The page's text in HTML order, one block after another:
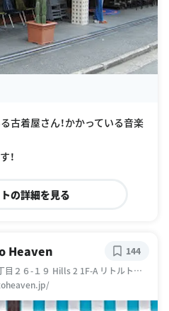
古着屋さん！かかっている音楽
！
の詳細を見る
Heaven
目２６-１９ Hills 2 1F-A リトルトリ
144